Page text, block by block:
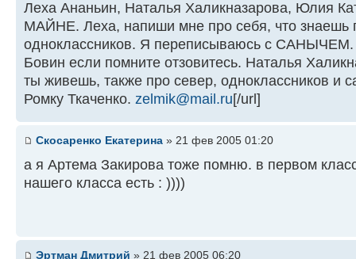
Леха Ананьин, Наталья Халикназарова, Юлия
МАЙНЕ. Леха, напиши мне про себя, что знаешь
одноклассников. Я переписываюсь с
Бовин если помните отзовитесь. Наталья
ты живешь, также про север, одноклассников и
Ромку Ткаченко. zelmik@mail.ru[/url]
Скосаренко Екатерина » 21 фев 2005 01:20
а я Артема Закирова тоже помню. в первом
нашего класса есть : ))))
Эртман Дмитрий » 21 фев 2005 06:20